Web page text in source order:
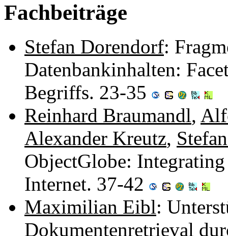
Fachbeiträge
Stefan Dorendorf:
Datenbankinhalten:
Begriffs. 23-35
Reinhard Braumandl,
Alexander Kreutz,
ObjectGlobe:
Internet. 37-42
Maximilian Eibl:
Dokumentenretrieval